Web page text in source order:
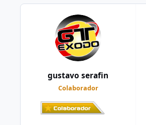
gustavo serafin
Colaborador